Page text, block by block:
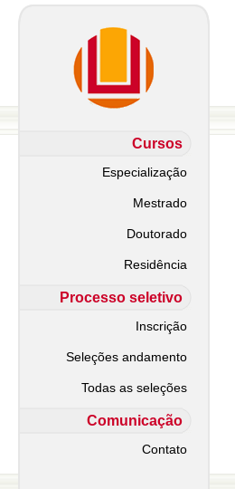
Cursos
Especialização
Mestrado
Doutorado
Residência
Processo seletivo
Inscrição
Seleções andamento
Todas as seleções
Comunicação
Contato